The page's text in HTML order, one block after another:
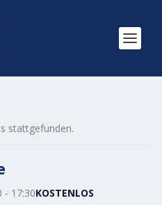
stattgefunden.
- 17:30KOSTENLOS